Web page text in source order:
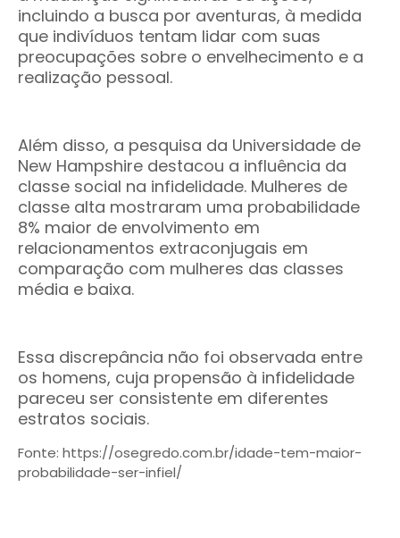
incluindo a busca por aventuras, à medida
que indivíduos tentam lidar com suas
preocupações sobre o envelhecimento e a
realização pessoal.
Além disso, a pesquisa da Universidade de
New Hampshire destacou a influência da
classe social na infidelidade. Mulheres de
classe alta mostraram uma probabilidade
8% maior de envolvimento em
relacionamentos extraconjugais em
comparação com mulheres das classes
média e baixa.
Essa discrepância não foi observada entre
os homens, cuja propensão à infidelidade
pareceu ser consistente em diferentes
estratos sociais.
Fonte: https://osegredo.com.br/idade-tem-maior-
probabilidade-ser-infiel/